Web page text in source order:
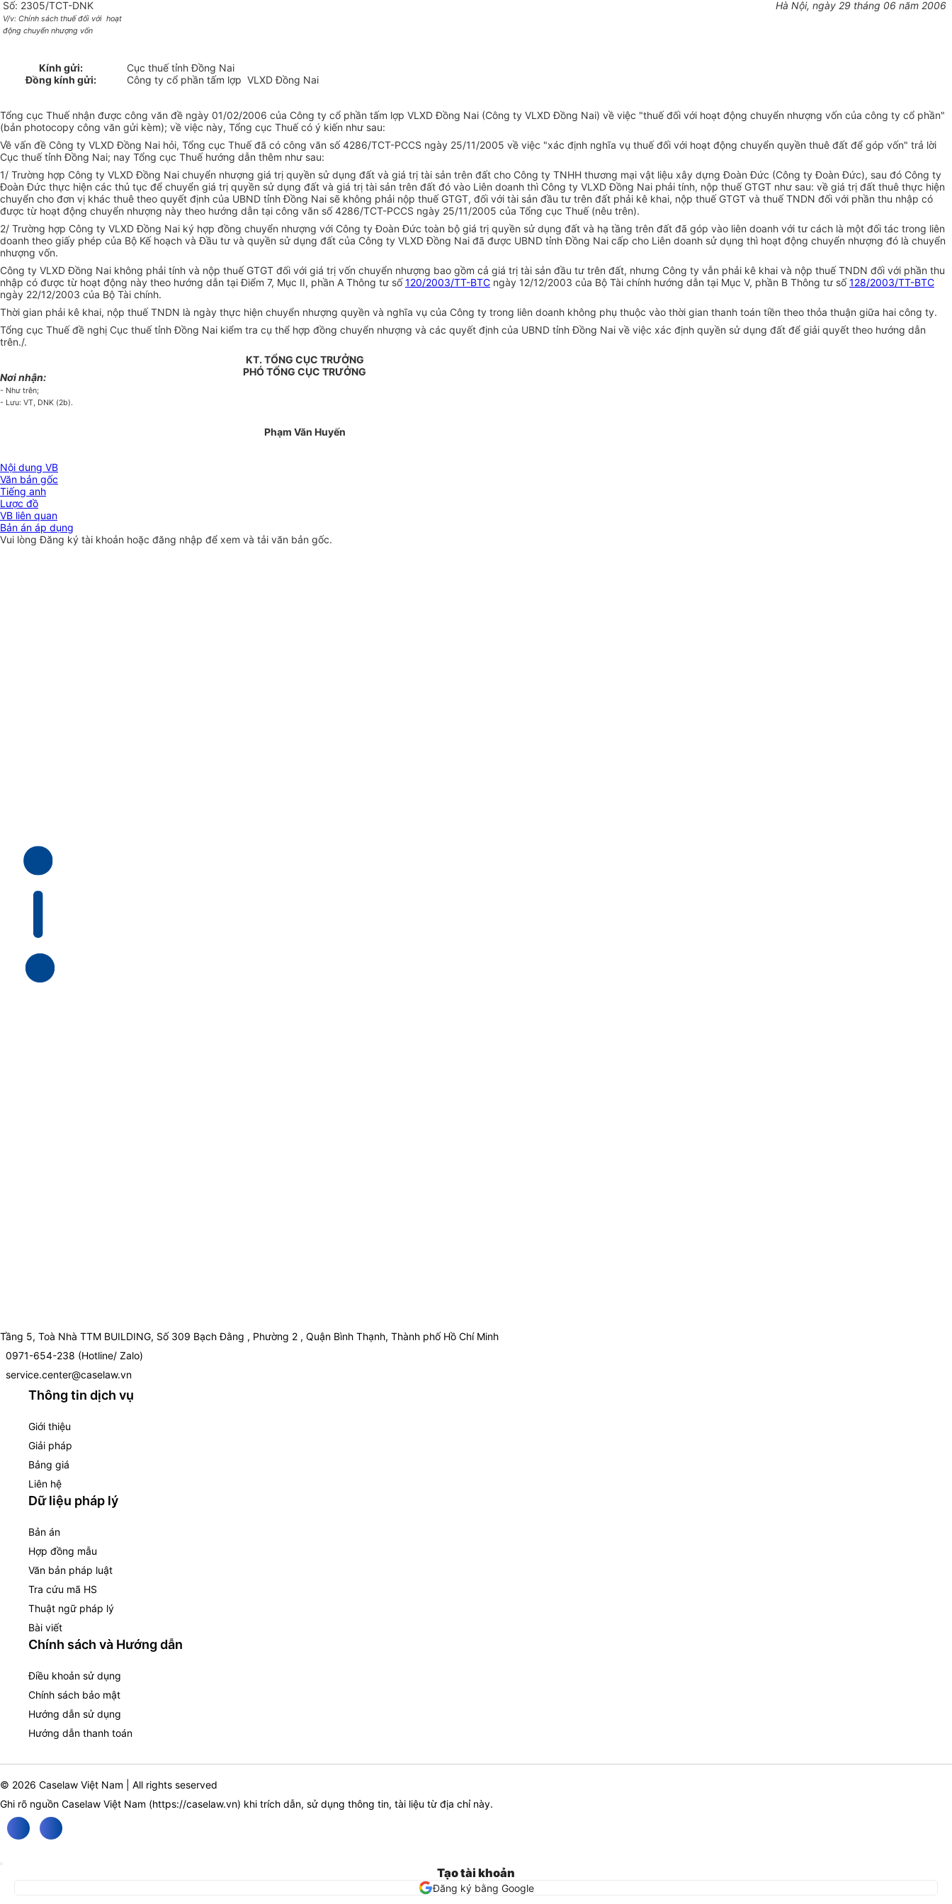
Số: 2305/TCT-DNK
V/v: Chính sách thuế đối với hoạt
động chuyển nhượng vốn
Hà Nội, ngày 29 tháng 06 năm 2006
Kính gửi:
Đồng kính gửi:
Cục thuế tỉnh Đồng Nai
Công ty cổ phần tấm lợp VLXD Đồng Nai
Tổng cục Thuế nhận được công văn đề ngày 01/02/2006 của Công ty cổ phần tấm lợp VLXD Đồng Nai (Công ty VLXD Đồng Nai) về việc "thuế đối với hoạt động chuyển nhượng vốn của công ty cổ phần"
(bản photocopy công văn gửi kèm); về việc này, Tổng cục Thuế có ý kiến như sau:
Về vấn đề Công ty VLXD Đồng Nai hỏi, Tổng cục Thuế đã có công văn số 4286/TCT-PCCS ngày 25/11/2005 về việc "xác định nghĩa vụ thuế đối với hoạt động chuyển quyền thuê đất để góp vốn" trả lời
Cục thuế tỉnh Đồng Nai; nay Tổng cục Thuế hướng dẫn thêm như sau:
1/ Trường hợp Công ty VLXD Đồng Nai chuyển nhượng giá trị quyền sử dụng đất và giá trị tài sản trên đất cho Công ty TNHH thương mại vật liệu xây dựng Đoàn Đức (Công ty Đoàn Đức), sau đó Công ty
Đoàn Đức thực hiện các thủ tục để chuyển giá trị quyền sử dụng đất và giá trị tài sản trên đất đó vào Liên doanh thì Công ty VLXD Đồng Nai phải tính, nộp thuế GTGT như sau: về giá trị đất thuê thực hiện
chuyển cho đơn vị khác thuê theo quyết định của UBND tỉnh Đồng Nai sẽ không phải nộp thuế GTGT, đối với tài sản đầu tư trên đất phải kê khai, nộp thuế GTGT và thuế TNDN đối với phần thu nhập có
được từ hoạt động chuyển nhượng này theo hướng dẫn tại công văn số 4286/TCT-PCCS ngày 25/11/2005 của Tổng cục Thuế (nêu trên).
2/ Trường hợp Công ty VLXD Đồng Nai ký hợp đồng chuyển nhượng với Công ty Đoàn Đức toàn bộ giá trị quyền sử dụng đất và hạ tầng trên đất đã góp vào liên doanh với tư cách là một đối tác trong liên
doanh theo giấy phép của Bộ Kế hoạch và Đầu tư và quyền sử dụng đất của Công ty VLXD Đồng Nai đã được UBND tỉnh Đồng Nai cấp cho Liên doanh sử dụng thì hoạt động chuyển nhượng đó là chuyển
nhượng vốn.
Công ty VLXD Đồng Nai không phải tính và nộp thuế GTGT đối với giá trị vốn chuyển nhượng bao gồm cả giá trị tài sản đầu tư trên đất, nhưng Công ty vẫn phải kê khai và nộp thuế TNDN đối với phần thu
nhập có được từ hoạt động này theo hướng dẫn tại Điểm 7, Mục II, phần A Thông tư số120/2003/TT-BTC ngày 12/12/2003 của Bộ Tài chính hướng dẫn tại Mục V, phần B Thông tư số128/2003/TT-BTC
ngày 22/12/2003 của Bộ Tài chính.
Thời gian phải kê khai, nộp thuế TNDN là ngày thực hiện chuyển nhượng quyền và nghĩa vụ của Công ty trong liên doanh không phụ thuộc vào thời gian thanh toán tiền theo thỏa thuận giữa hai công ty.
Tổng cục Thuế đề nghị Cục thuế tỉnh Đồng Nai kiểm tra cụ thể hợp đồng chuyển nhượng và các quyết định của UBND tỉnh Đồng Nai về việc xác định quyền sử dụng đất để giải quyết theo hướng dẫn
trên./.
Nơi nhận:
- Như trên;
- Lưu: VT, DNK (2b).
KT. TỔNG CỤC TRƯỞNG
PHÓ TỔNG CỤC TRƯỞNG
Phạm Văn Huyến
Nội dung VB
Văn bản gốc
Tiếng anh
Lược đồ
VB liên quan
Bản án áp dụng
Vui lòngĐăng ký tài khoản hoặc đăng nhập để xem và tải văn bản gốc.
Tầng 5, Toà Nhà TTM BUILDING, Số 309 Bạch Đằng , Phường 2 , Quận Bình Thạnh, Thành phố Hồ Chí Minh
0971-654-238 (Hotline/ Zalo)
service.center@caselaw.vn
Thông tin dịch vụ
Giới thiệu
Giải pháp
Bảng giá
Liên hệ
Dữ liệu pháp lý
Bản án
Hợp đồng mẫu
Văn bản pháp luật
Tra cứu mã HS
Thuật ngữ pháp lý
Bài viết
Chính sách và Hướng dẫn
Điều khoản sử dụng
Chính sách bảo mật
Hướng dẫn sử dụng
Hướng dẫn thanh toán
© 2026 Caselaw Việt Nam | All rights seserved
Ghi rõ nguồn Caselaw Việt Nam (https://caselaw.vn) khi trích dẫn, sử dụng thông tin, tài liệu từ địa chỉ này.
Tạo tài khoản
Đăng ký bằng Google